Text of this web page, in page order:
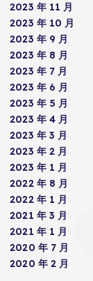
2023 年 11 月
2023 年 10 月
2023 年 9 月
2023 年 8 月
2023 年 7 月
2023 年 6 月
2023 年 5 月
2023 年 4 月
2023 年 3 月
2023 年 2 月
2023 年 1 月
2022 年 8 月
2022 年 1 月
2021 年 3 月
2021 年 1 月
2020 年 7 月
2020 年 2 月